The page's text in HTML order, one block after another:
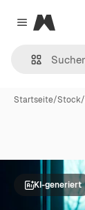
Close menu
Magnific
Startseite/Stock/
KI-generiert